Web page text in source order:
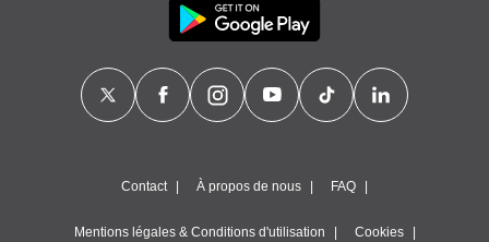
Contact À propos de nous FAQ
Mentions légales & Conditions d'utilisation Cookies